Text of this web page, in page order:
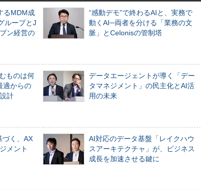
るMDM成
ループとJ
ン経営の
“感動デモ”で終わるAIと、実務で
動くAI─両者を分ける「業務の文
脈」とCelonisの管制塔
ものは何
適からの
計
データエージェントが導く「デー
タマネジメント」の民主化とAI活
用の未来
づく、AX
メント
AI対応のデータ基盤「レイクハウ
スアーキテクチャ」が、ビジネス
成長を加速させる鍵に